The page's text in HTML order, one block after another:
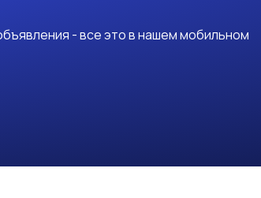
- все это в нашем мобильном